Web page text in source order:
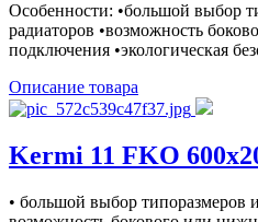
Особенности: •большой выбор
радиаторов •возможность
подключения •экологическая
Описание товара
Kermi 11 FKO
• большой выбор типоразмеров